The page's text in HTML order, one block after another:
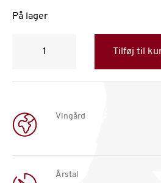
På lager
2019
Tilføj til
Vingård
Årstal